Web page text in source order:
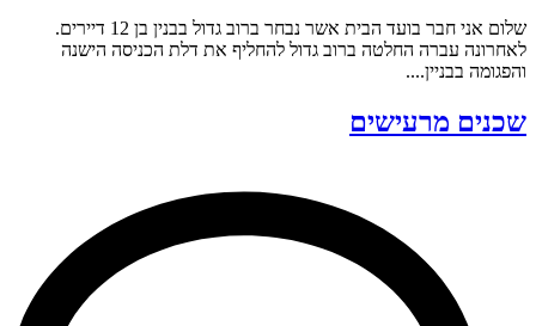
שלום אני חבר בועד הבית אשר נבחר ברוב גדול בבנין בן 12 דיירים.
לאחרונה עברה החלטה ברוב גדול להחליף את דלת הכניסה הישנה
והפגומה בבניין....
שכנים מרעישים